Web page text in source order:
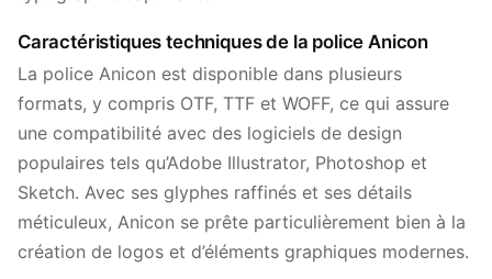
Caractéristiques techniques de la police Anicon
La police Anicon est disponible dans plusieurs
formats, y compris OTF, TTF et WOFF, ce qui assure
une compatibilité avec des logiciels de design
populaires tels qu’Adobe Illustrator, Photoshop et
Sketch. Avec ses glyphes raffinés et ses détails
méticuleux, Anicon se prête particulièrement bien à la
création de logos et d’éléments graphiques modernes.